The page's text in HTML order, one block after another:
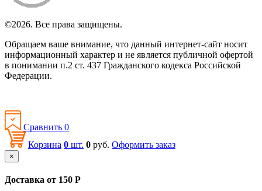
©2026. Все права защищены.
Обращаем ваше внимание, что данный интернет-сайт носит
информационный характер и не является публичной офертой
в понимании п.2 ст. 437 Гражданского кодекса Российской
Федерации.
Сравнить 0
Корзина 0 шт. 0 руб. Оформить заказ
×
Доставка от 150 Р